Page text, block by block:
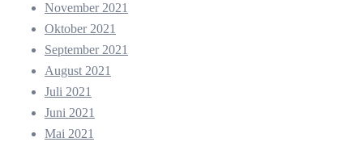
November 2021
Oktober 2021
September 2021
August 2021
Juli 2021
Juni 2021
Mai 2021